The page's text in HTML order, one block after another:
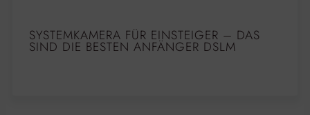
SYSTEMKAMERA FÜR EINSTEIGER – DAS
SIND DIE BESTEN ANFÄNGER DSLM